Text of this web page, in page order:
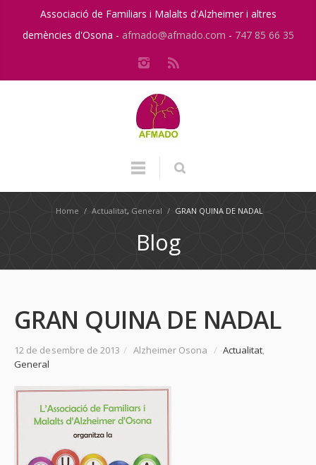
Associació de Familiars i Malalts d'Alzheimer i altres
demències d'Osona - afmado@afmado.com - 747 85 66 35
Home / Actualitat, General / GRAN QUINA DE NADAL
Blog
GRAN QUINA DE NADAL
12 de desembre de 2013 / Alzheimer Osona / Actualitat,
General